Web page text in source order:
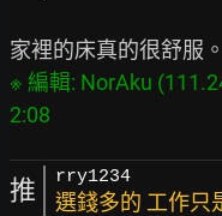
※ 編輯: NorAku
推 rry1234
選錢多的 工作只